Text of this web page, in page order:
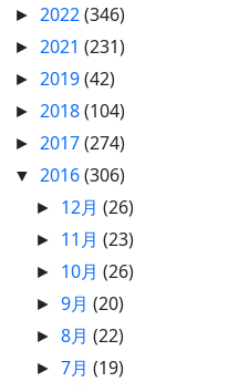
► 2022(346)
► 2021 (231)
► 2019(42)
► 2018(104)
► 2017(274)
▼ 2016(306)
► 12月(26)
► 11月(23)
► 10月(26)
►9月(20)
►8月(22)
►7月(19)